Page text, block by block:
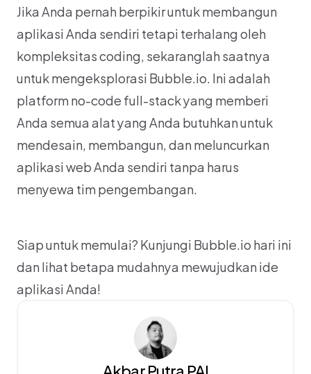
Jika Anda pernah berpikir untuk membangun
aplikasi Anda sendiri tetapi terhalang oleh
kompleksitas coding, sekaranglah saatnya
untuk mengeksplorasi Bubble.io. Ini adalah
platform no-code full-stack yang memberi
Anda semua alat yang Anda butuhkan untuk
mendesain, membangun, dan meluncurkan
aplikasi web Anda sendiri tanpa harus
menyewa tim pengembangan.
Siap untuk memulai? Kunjungi Bubble.io hari ini
dan lihat betapa mudahnya mewujudkan ide
aplikasi Anda!